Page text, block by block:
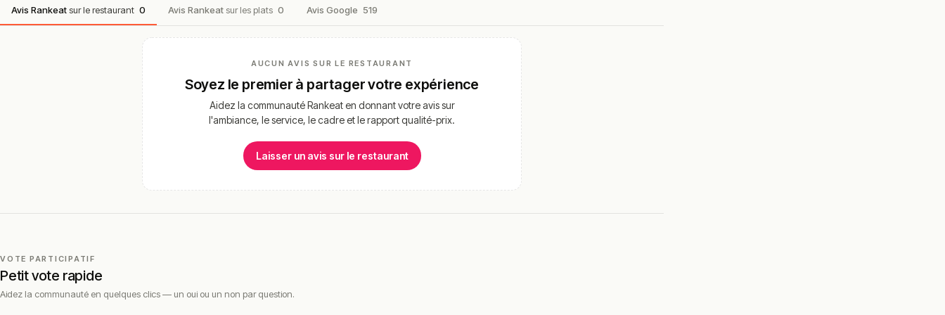
Avis Rankeatsur le restaurant 0 Avis Rankeat sur les plats 0 Avis Google 519
AUCUN AVIS SUR LE RESTAURANT
Soyez le premier à partager votre expérience
Aidez la communauté Rankeat en donnant votre avis sur
l'ambiance, le service, le cadre et le rapport qualité-prix.
Laisser un avis sur le restaurant
VOTE PARTICIPATIF
Petit vote rapide
Aidez la communauté en quelques clics — un oui ou un non par question.